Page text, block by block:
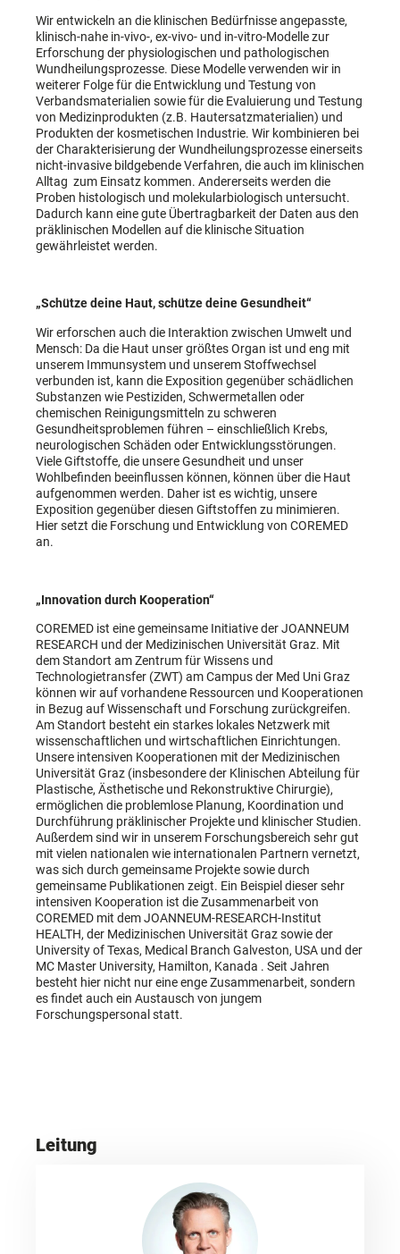
Wir entwickeln an die klinischen Bedürfnisse angepasste,
klinisch-nahe in-vivo-, ex-vivo- und in-vitro-Modelle zur
Erforschung der physiologischen und pathologischen
Wundheilungsprozesse. Diese Modelle verwenden wir in
weiterer Folge für die Entwicklung und Testung von
Verbandsmaterialien sowie für die Evaluierung und Testung
von Medizinprodukten (z.B. Hautersatzmaterialien) und
Produkten der kosmetischen Industrie. Wir kombinieren bei
der Charakterisierung der Wundheilungsprozesse einerseits
nicht-invasive bildgebende Verfahren, die auch im klinischen
Alltag zum Einsatz kommen. Andererseits werden die
Proben histologisch und molekularbiologisch untersucht.
Dadurch kann eine gute Übertragbarkeit der Daten aus den
präklinischen Modellen auf die klinische Situation
gewährleistet werden.
„Schütze deine Haut, schütze deine Gesundheit“
Wir erforschen auch die Interaktion zwischen Umwelt und
Mensch: Da die Haut unser größtes Organ ist und eng mit
unserem Immunsystem und unserem Stoffwechsel
verbunden ist, kann die Exposition gegenüber schädlichen
Substanzen wie Pestiziden, Schwermetallen oder
chemischen Reinigungsmitteln zu schweren
Gesundheitsproblemen führen – einschließlich Krebs,
neurologischen Schäden oder Entwicklungsstörungen.
Viele Giftstoffe, die unsere Gesundheit und unser
Wohlbefinden beeinflussen können, können über die Haut
aufgenommen werden. Daher ist es wichtig, unsere
Exposition gegenüber diesen Giftstoffen zu minimieren.
Hier setzt die Forschung und Entwicklung von COREMED
an.
„Innovation durch Kooperation“
COREMED ist eine gemeinsame Initiative der JOANNEUM
RESEARCH und der Medizinischen Universität Graz. Mit
dem Standort am Zentrum für Wissens und
Technologietransfer (ZWT) am Campus der Med Uni Graz
können wir auf vorhandene Ressourcen und Kooperationen
in Bezug auf Wissenschaft und Forschung zurückgreifen.
Am Standort besteht ein starkes lokales Netzwerk mit
wissenschaftlichen und wirtschaftlichen Einrichtungen.
Unsere intensiven Kooperationen mit der Medizinischen
Universität Graz (insbesondere der Klinischen Abteilung für
Plastische, Ästhetische und Rekonstruktive Chirurgie),
ermöglichen die problemlose Planung, Koordination und
Durchführung präklinischer Projekte und klinischer Studien.
Außerdem sind wir in unserem Forschungsbereich sehr gut
mit vielen nationalen wie internationalen Partnern vernetzt,
was sich durch gemeinsame Projekte sowie durch
gemeinsame Publikationen zeigt. Ein Beispiel dieser sehr
intensiven Kooperation ist die Zusammenarbeit von
COREMED mit dem JOANNEUM-RESEARCH-Institut
HEALTH, der Medizinischen Universität Graz sowie der
University of Texas, Medical Branch Galveston, USA und der
MC Master University, Hamilton, Kanada . Seit Jahren
besteht hier nicht nur eine enge Zusammenarbeit, sondern
es findet auch ein Austausch von jungem
Forschungspersonal statt.
Leitung